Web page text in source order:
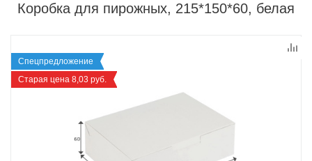
Коробка для пирожных, 215*150*60, белая
Спецпредложение
Старая цена 8,03 руб.